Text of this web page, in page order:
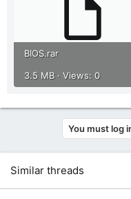
BIOS.rar
3.5 MB · Views: 0
You must log
Similar threads